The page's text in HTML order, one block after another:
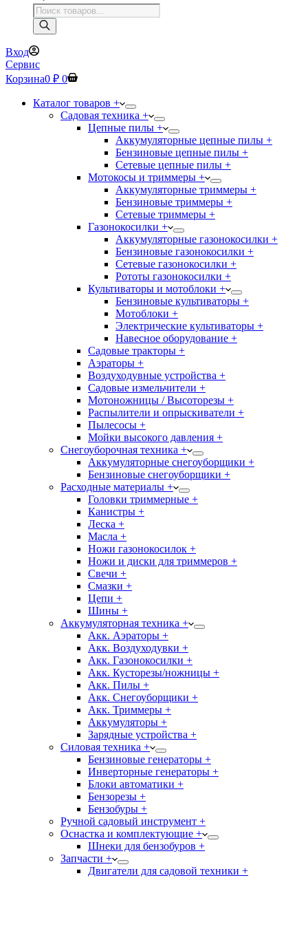
Поиск
товаров
Вход
Сервис
Корзина0 ₽ 0
Каталог товаров +
Садовая техника +
Цепные пилы +
Аккумуляторные цепные пилы +
Бензиновые цепные пилы +
Сетевые цепные пилы +
Мотокосы и триммеры +
Аккумуляторные триммеры +
Бензиновые триммеры +
Сетевые триммеры +
Газонокосилки +
Аккумуляторные газонокосилки +
Бензиновые газонокосилки +
Сетевые газонокосилки +
Рототы газонокосилки +
Культиваторы и мотоблоки +
Бензиновые культиваторы +
Мотоблоки +
Электрические культиваторы +
Навесное оборудование +
Садовые тракторы +
Аэраторы +
Воздуходувные устройства +
Садовые измельчители +
Мотоножницы / Высоторезы +
Распылители и опрыскиватели +
Пылесосы +
Мойки высокого давления +
Снегоуборочная техника +
Аккумуляторные снегоуборщики +
Бензиновые снегоуборщики +
Расходные материалы +
Головки триммерные +
Канистры +
Леска +
Масла +
Ножи газонокосилок +
Ножи и диски для триммеров +
Свечи +
Смазки +
Цепи +
Шины +
Аккумуляторная техника +
Акк. Аэраторы +
Акк. Воздуходувки +
Акк. Газонокосилки +
Акк. Кусторезы/ножницы +
Акк. Пилы +
Акк. Снегоуборщики +
Акк. Триммеры +
Аккумуляторы +
Зарядные устройства +
Силовая техника +
Бензиновые генераторы +
Инверторные генераторы +
Блоки автоматики +
Бензорезы +
Бензобуры +
Ручной садовый инструмент +
Оснастка и комплектующие +
Шнеки для бензобуров +
Запчасти +
Двигатели для садовой техники +